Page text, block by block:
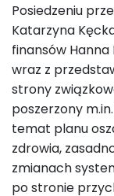
Posiedzeniu
Katarzyna
finansów Hanna
wraz z
strony
poszerzony
temat planu
zdrowia,
zmianach
po stronie